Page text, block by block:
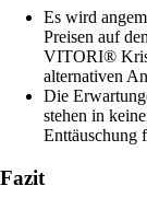
Es wird
Preisen auf
VITORI®
alternativen
Die
stehen in
Enttäuschung
Fazit